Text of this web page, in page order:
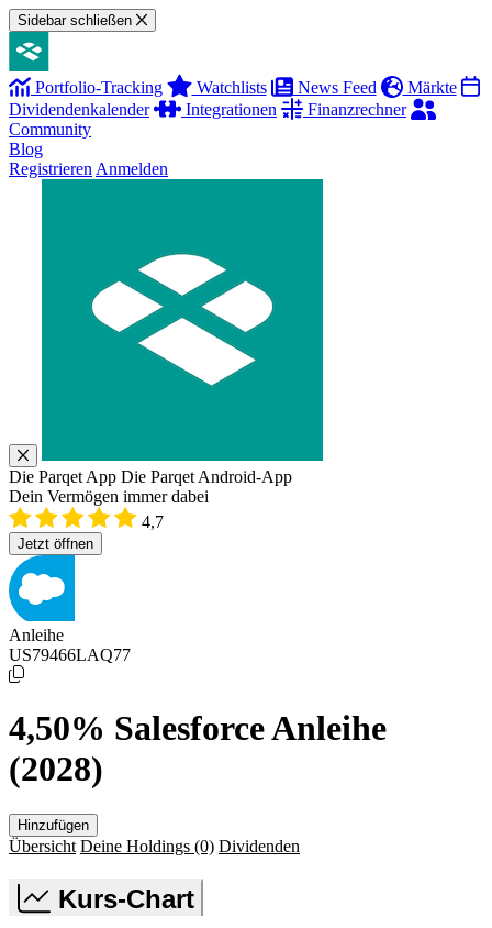
Sidebar schließen
Portfolio-Tracking Watchlists News Feed
Märkte
Dividendenkalender
Integrationen
Finanzrechner
Community
Blog
Registrieren Anmelden
Die Parqet App Die Parqet Android-App
Dein Vermögen immer dabei
4,7
Jetzt öffnen
Anleihe
US79466LAQ77
4,50% Salesforce Anleihe
(2028)
Hinzufügen
Übersicht Deine Holdings (0) Dividenden
Kurs-Chart